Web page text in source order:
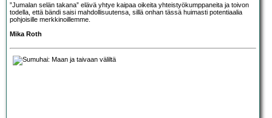
”Jumalan selän takana” elävä yhtye kaipaa oikeita yhteistyökumppaneita ja toivon
todella, että bändi saisi mahdollisuutensa, sillä onhan tässä huimasti potentiaalia
pohjoisille merkkinoillemme.
Mika Roth